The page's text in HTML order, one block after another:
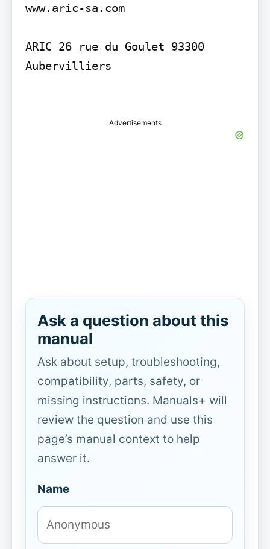
www.aric-sa.com
ARIC 26 rue du Goulet 93300
Aubervilliers
Advertisements
Ask a question about this
manual
Ask about setup, troubleshooting,
compatibility, parts, safety, or
missing instructions. Manuals+ will
review the question and use this
page’s manual context to help
answer it.
Name